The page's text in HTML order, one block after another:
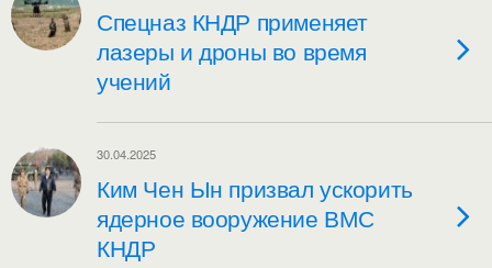
Спецназ КНДР применяет
лазеры и дроны во время
учений
30.04.2025
Ким Чен Ын призвал ускорить
ядерное вооружение ВМС
КНДР